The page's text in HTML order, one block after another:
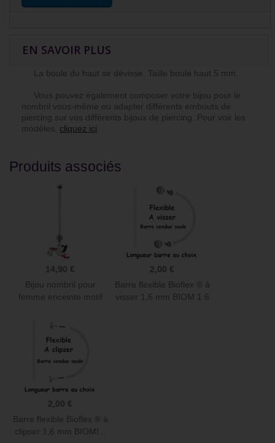
EN SAVOIR PLUS
La boule du haut se dévisse. Taille boule haut 5 mm.
Vous pouvez également composer votre bijou pour le
nombril vous-même ou adapter différents embouts de
piercing sur vos différents bijoux de piercing. Pour voir les
modèles, cliquez ici
Produits associés
14,90 €
Bijou nombril pour
femme enceinte motif
2,00 €
Barre flexible Bioflex ® à
visser 1,6 mm BIOM 1.6
2,00 €
Barre flexible Bioflex ® à
clipser 1,6 mm BIOMI...